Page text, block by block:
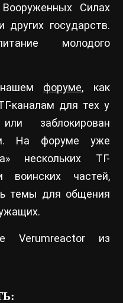
Силах
других государств.
молодого
нашем форуме, как
каналам для тех у
заблокирован
На форуме уже
нескольких ТГ-
воинских частей,
темы для общения
Verumreactor из